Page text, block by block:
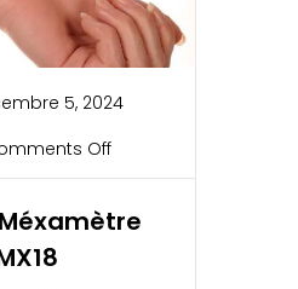
5, 2024
Off